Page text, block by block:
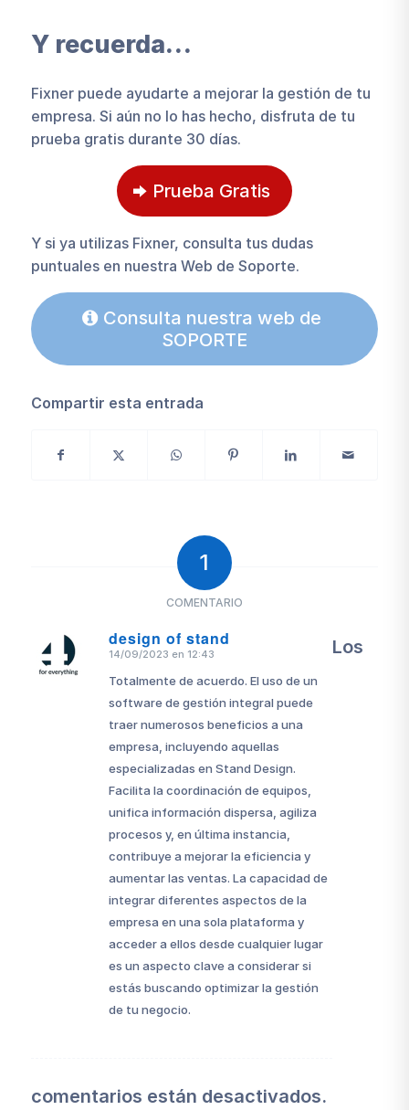
Y recuerda…
Fixner puede ayudarte a mejorar la gestión de tu
empresa. Si aún no lo has hecho, disfruta de tu
prueba gratis durante 30 días.
Prueba Gratis
Y si ya utilizas Fixner, consulta tus dudas
puntuales en nuestra Web de Soporte.
Consulta nuestra web de
SOPORTE
Compartir esta entrada
1
COMENTARIO
design of stand
Dice:
14/09/2023 en 12:43
Totalmente de acuerdo. El uso de un
software de gestión integral puede
traer numerosos beneficios a una
empresa, incluyendo aquellas
especializadas en Stand Design.
Facilita la coordinación de equipos,
unifica información dispersa, agiliza
procesos y, en última instancia,
contribuye a mejorar la eficiencia y
aumentar las ventas. La capacidad de
integrar diferentes aspectos de la
empresa en una sola plataforma y
acceder a ellos desde cualquier lugar
es un aspecto clave a considerar si
estás buscando optimizar la gestión
de tu negocio.
Los
comentarios están desactivados.